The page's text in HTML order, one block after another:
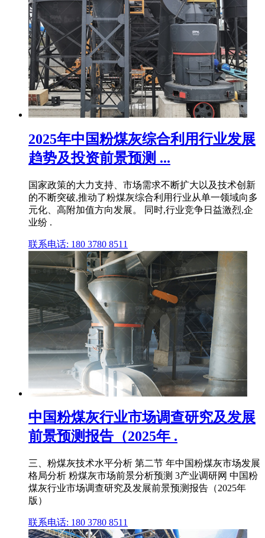
2025年中国粉煤灰综合利用行业发展
趋势及投资前景预测 ...
国家政策的大力支持、市场需求不断扩大以及技术创新
的不断突破,推动了粉煤灰综合利用行业从单一领域向多
元化、高附加值方向发展。 同时,行业竞争日益激烈,企
业纷 .
联系电话: 180 3780 8511
中国粉煤灰行业市场调查研究及发展
前景预测报告（2025年 .
三、粉煤灰技术水平分析 第二节 年中国粉煤灰市场发展
格局分析 粉煤灰市场前景分析预测 3产业调研网 中国粉
煤灰行业市场调查研究及发展前景预测报告（2025年
版）
联系电话: 180 3780 8511